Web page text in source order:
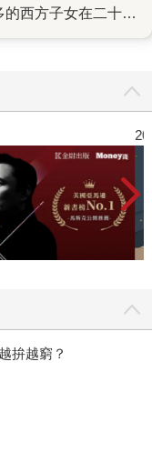
西方子女在二十幾
；在南韓叫「袋鼠
嬰兒潮世代對「教
製造菁英，對社
千禧世代（目前三
卻發現房市已被架
茫然的他們剩下多
大的財產轉移潮」
內），將左右找工
些人類的情感需求
輕人放棄了算計。
；而當父母倒下，
產如何支應長照的
給你）。這本書不
拚越窮？